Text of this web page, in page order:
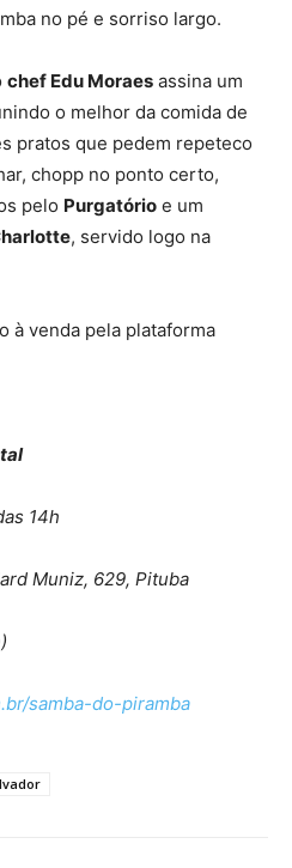
no pé e sorriso largo.
chef Edu Moraes assina um
o melhor da comida de
pratos que pedem repeteco
chopp no ponto certo,
pelo Purgatório e um
, servido logo na
à venda pela plataforma
14h
Muniz, 629, Pituba
samba-do-piramba